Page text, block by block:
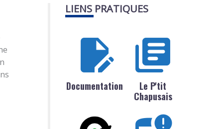
LIENS PRATIQUES
Documentation
Le P'tit
Chapusais